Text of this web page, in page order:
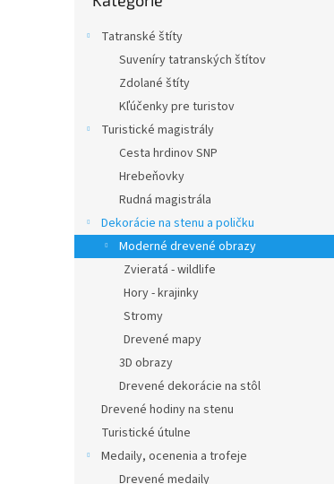
Tatranské štíty
Suveníry tatranských štítov
Zdolané štíty
Kľúčenky pre turistov
Turistické magistrály
Cesta hrdinov SNP
Hrebeňovky
Rudná magistrála
Dekorácie na stenu a poličku
Moderné drevené obrazy
Zvieratá - wildlife
Hory - krajinky
Stromy
Drevené mapy
3D obrazy
Drevené dekorácie na stôl
Drevené hodiny na stenu
Turistické útulne
Medaily, ocenenia a trofeje
Drevené medaily